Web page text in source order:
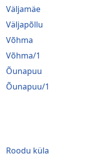
Väljamäe
Väljapõllu
Võhma
Võhma/1
Õunapuu
Õunapuu/1
Roodu küla